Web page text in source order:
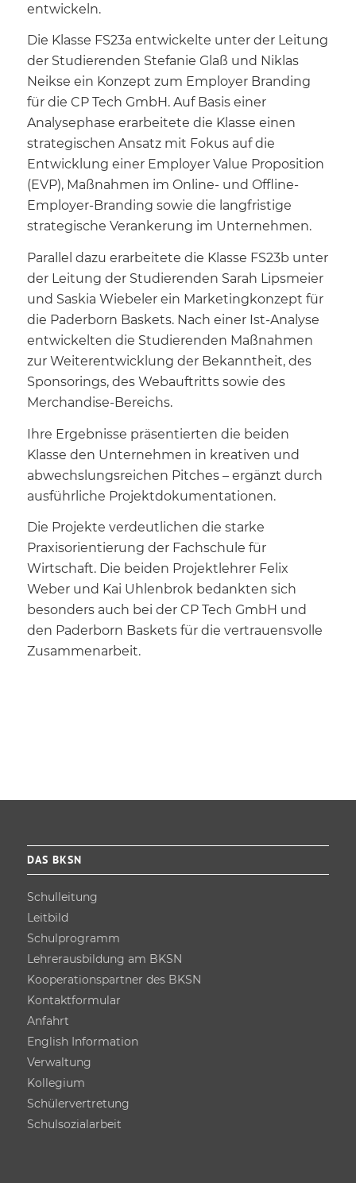
entwickeln.
Die Klasse FS23a entwickelte unter der Leitung
der Studierenden Stefanie Glaß und Niklas
Neikse ein Konzept zum Employer Branding
für die CP Tech GmbH. Auf Basis einer
Analysephase erarbeitete die Klasse einen
strategischen Ansatz mit Fokus auf die
Entwicklung einer Employer Value Proposition
(EVP), Maßnahmen im Online- und Offline-
Employer-Branding sowie die langfristige
strategische Verankerung im Unternehmen.
Parallel dazu erarbeitete die Klasse FS23b unter
der Leitung der Studierenden Sarah Lipsmeier
und Saskia Wiebeler ein Marketingkonzept für
die Paderborn Baskets. Nach einer Ist-Analyse
entwickelten die Studierenden Maßnahmen
zur Weiterentwicklung der Bekanntheit, des
Sponsorings, des Webauftritts sowie des
Merchandise-Bereichs.
Ihre Ergebnisse präsentierten die beiden
Klasse den Unternehmen in kreativen und
abwechslungsreichen Pitches – ergänzt durch
ausführliche Projektdokumentationen.
Die Projekte verdeutlichen die starke
Praxisorientierung der Fachschule für
Wirtschaft. Die beiden Projektlehrer Felix
Weber und Kai Uhlenbrok bedankten sich
besonders auch bei der CP Tech GmbH und
den Paderborn Baskets für die vertrauensvolle
Zusammenarbeit.
DAS BKSN
Schulleitung
Leitbild
Schulprogramm
Lehrer­ausbildung am BKSN
Kooperations­partner des BKSN
Kontakt­formular
Anfahrt
English Information
Verwaltung
Kollegium
Schüler­vertretung
Schulsozial­arbeit